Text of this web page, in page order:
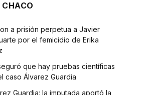
CHACO
a prisión perpetua a Javier
por el femicidio de Erika
que hay pruebas científicas
caso Álvarez Guardia
Guardia: la imputada aportó la